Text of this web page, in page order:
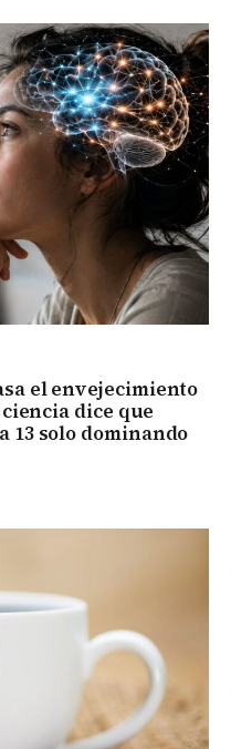
el envejecimiento
dice que
solo dominando